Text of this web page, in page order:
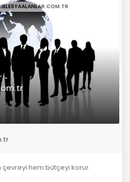
-
hem bütçeyi korur.